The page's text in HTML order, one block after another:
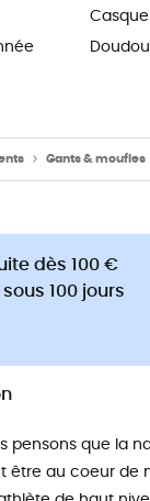
Gants & moufles
dès 100 €
100 jours
pensons que la
être au coeur de